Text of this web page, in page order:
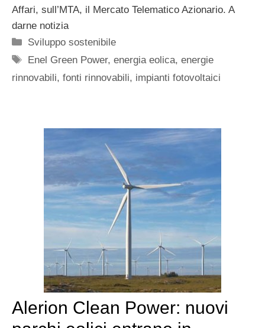
Affari, sull’MTA, il Mercato Telematico Azionario. A
darne notizia
Categorie
Sviluppo sostenibile
Tag
Enel Green Power,energia eolica,energie
rinnovabili, fonti rinnovabili, impianti fotovoltaici
Alerion Clean Power: nuovi